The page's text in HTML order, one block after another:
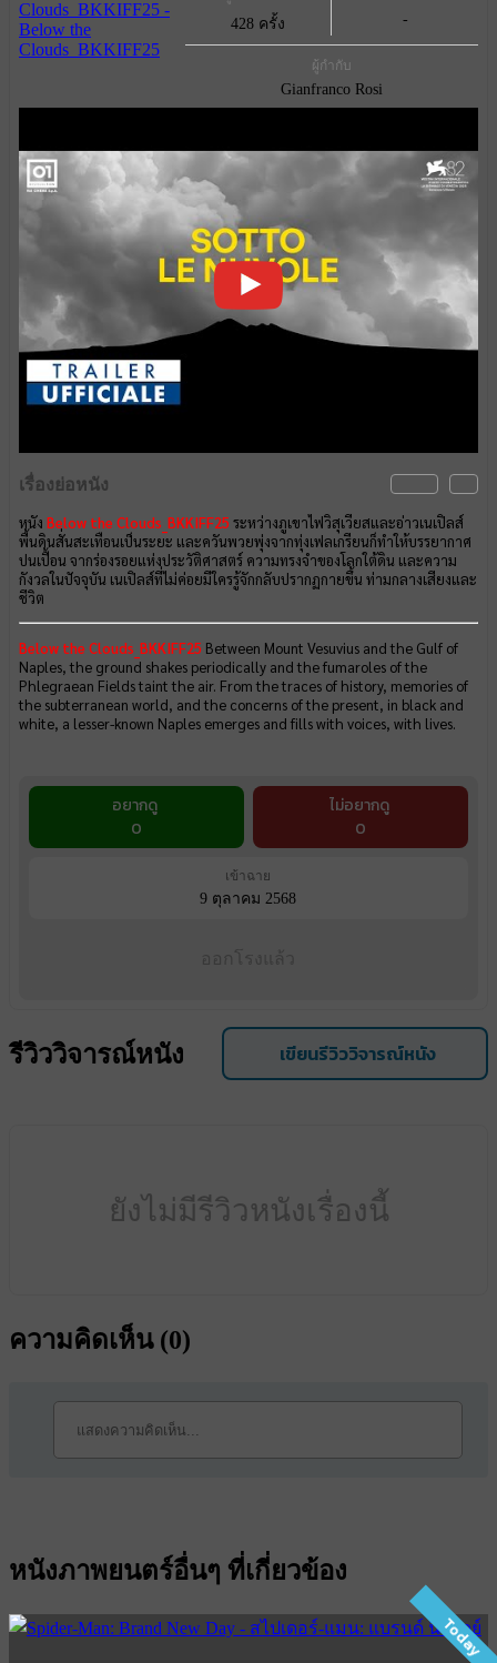
428 ครั้ง -
ผู้กำกับ
Gianfranco Rosi
เรื่องย่อหนัง
หนัง Below the Clouds_BKKIFF25 ระหว่างภูเขาไฟวิสุเวียสและอ่าวเนเปิลส์
พื้นดินสั่นสะเทือนเป็นระยะ และควันพวยพุ่งจากทุ่งเฟลเกรียนก็ทำให้บรรยากาศ
ปนเปื้อน จากร่องรอยแห่งประวัติศาสตร์ ความทรงจำของโลกใต้ดิน และความ
กังวลในปัจจุบัน เนเปิลส์ที่ไม่ค่อยมีใครรู้จักกลับปรากฏกายขึ้น ท่ามกลางเสียงและ
ชีวิต
Below the Clouds_BKKIFF25 Between Mount Vesuvius and the Gulf of
Naples, the ground shakes periodically and the fumaroles of the
Phlegraean Fields taint the air. From the traces of history, memories of
the subterranean world, and the concerns of the present, in black and
white, a lesser-known Naples emerges and fills with voices, with lives.
อยากดู
0
ไม่อยากดู
0
เข้าฉาย
9 ตุลาคม 2568
รีวิววิจารณ์หนัง เขียนรีวิววิจารณ์หนัง
ยังไม่มีรีวิวหนังเรื่องนี้
ความคิดเห็น (0)
หนังภาพยนตร์อื่นๆ ที่เกี่ยวข้อง
Today